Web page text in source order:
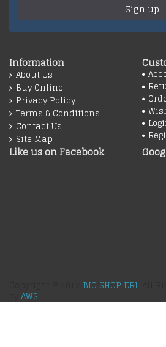
Sign up
Information
About Us
Buy Online
Privacy Policy
Terms & Conditions
Contact Us
Site Map
Like us on Facebook
BIO SHOP ERI
AWS